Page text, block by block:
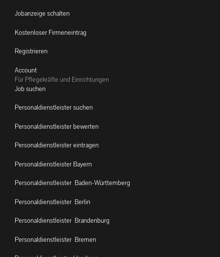
Jobanzeige schalten
Kostenloser Firmeneintrag
Registrieren
Account
Für Pflegekräfte und Einrichtungen
Job suchen
Personaldienstleister suchen
Personaldienstleister bewerten
Personaldienstleister eintragen
Personaldienstleister Bayern
Personaldienstleister Baden-Württemberg
Personaldienstleister Berlin
Personaldienstleister Brandenburg
Personaldienstleister Bremen